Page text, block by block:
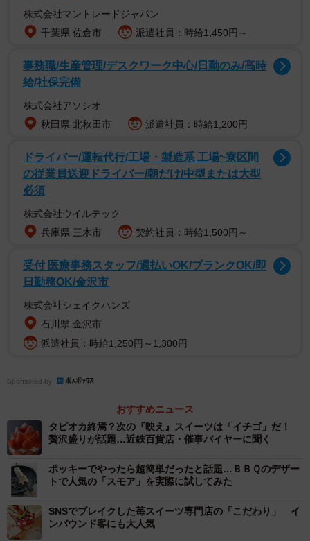
たっぷりのはちみつをかけるのがコツです（提供：礼さん）
リプ欄には「あした必ずやります！なんて、美味しそう
❗」「真似しちゃおっと」「持て余し気味のハチミツある！
やりたい！問題は知覚過敏だ!!」などのほか、「びっくりぎ
ざいました」と作ってみた人や、「これは知らなかった。
早速試してみようかな」と同業のいちご農家さんもコメン
トしました。
株式会社マントレードジャパン
千葉県 佐倉市
派遣社員：時給1,450円～
事務職/生産管理/デスクワーク中心/日勤のみ/高時
給/社保完備
株式会社アソシオ
秋田県 北秋田市
派遣社員：時給1,200円
ドライバー/運転代行/工場・製造系 工場~寮区間
の従業員送迎ドライバー/朝だけ/中型または大型
必須
株式会社ウイルテック
兵庫県 三木市
契約社員：時給1,500円～
受付 医療事務スタッフ/週払いOK/ブランクOK/即
日勤務OK/金沢市
株式会社シェイクハンズ
石川県 金沢市
派遣社員：時給1,250円～1,300円
Sponsored by
おすすめニュース
タピオカ終焉？次の『映え』スイーツは「イチゴ」だ！
贅沢盛りが話題…近鉄百貨店・催事バイヤーに聞く
ポッキーでやったら超簡単だったと話題…ＢＢＱのデザー
トで人気の「スモア」を実際に試してみた
SNSでブレイクした苺スイーツ専門店の「こだわり」 イ
ンバウンド客にも大人気